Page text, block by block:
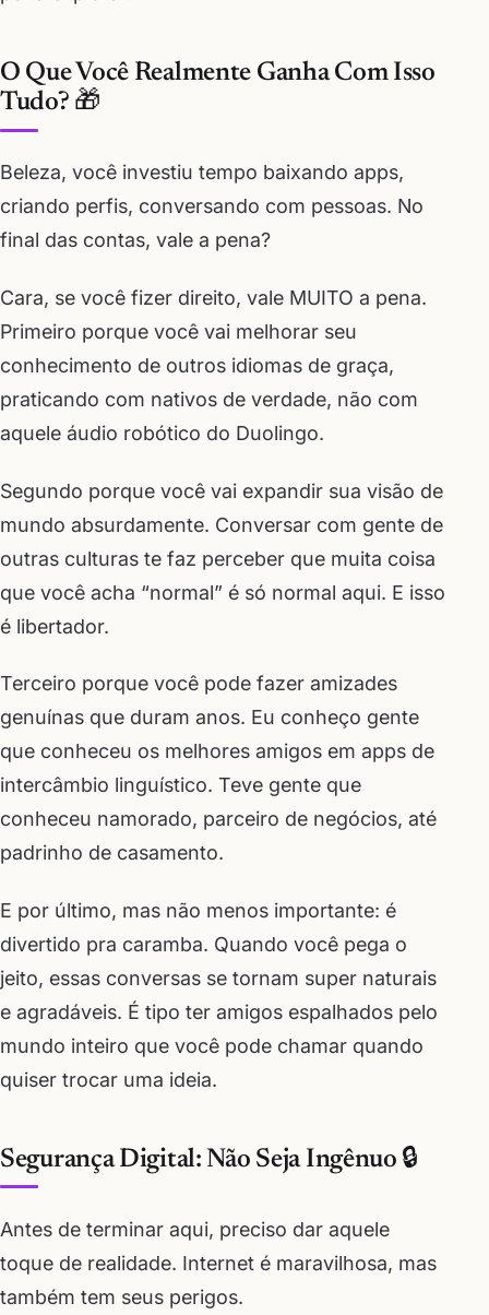
O Que Você Realmente Ganha Com Isso
Tudo? 🎁
Beleza, você investiu tempo baixando apps,
criando perfis, conversando com pessoas. No
final das contas, vale a pena?
Cara, se você fizer direito, vale MUITO a pena.
Primeiro porque você vai melhorar seu
conhecimento de outros idiomas de graça,
praticando com nativos de verdade, não com
aquele áudio robótico do Duolingo.
Segundo porque você vai expandir sua visão de
mundo absurdamente. Conversar com gente de
outras culturas te faz perceber que muita coisa
que você acha “normal” é só normal aqui. E isso
é libertador.
Terceiro porque você pode fazer amizades
genuínas que duram anos. Eu conheço gente
que conheceu os melhores amigos em apps de
intercâmbio linguístico. Teve gente que
conheceu namorado, parceiro de negócios, até
padrinho de casamento.
E por último, mas não menos importante: é
divertido pra caramba. Quando você pega o
jeito, essas conversas se tornam super naturais
e agradáveis. É tipo ter amigos espalhados pelo
mundo inteiro que você pode chamar quando
quiser trocar uma ideia.
Segurança Digital: Não Seja Ingênuo 🔒
Antes de terminar aqui, preciso dar aquele
toque de realidade. Internet é maravilhosa, mas
também tem seus perigos.